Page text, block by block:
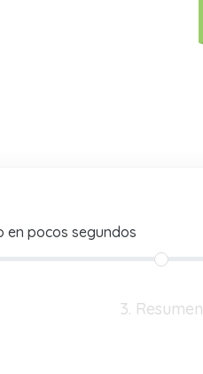
en pocos segundos
3. Resumen